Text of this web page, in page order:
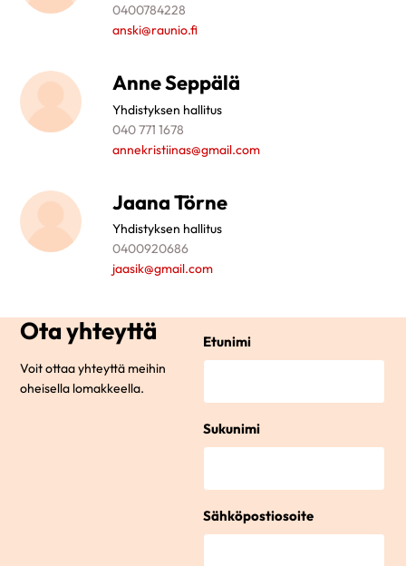
0400784228
anski@raunio.fi
Anne Seppälä
Yhdistyksen hallitus
040 771 1678
annekristiinas@gmail.com
Jaana Törne
Yhdistyksen hallitus
0400920686
jaasik@gmail.com
Ota yhteyttä
Voit ottaa yhteyttä meihin
oheisella lomakkeella.
Etunimi
Sukunimi
Sähköpostiosoite